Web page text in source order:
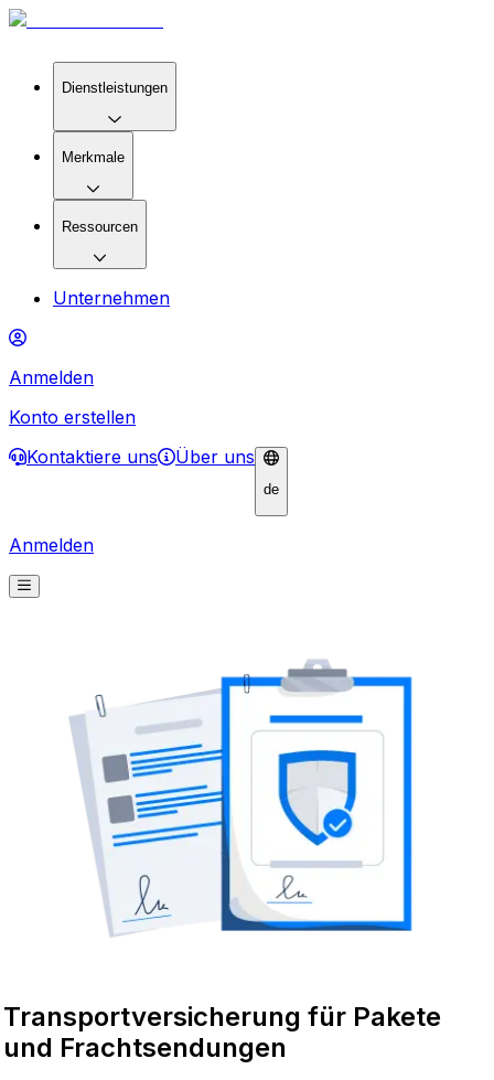
Dienstleistungen
Merkmale
Ressourcen
Unternehmen
Anmelden
Konto erstellen
Kontaktiere uns
Über uns
de
Anmelden
Transportversicherung für Pakete
und Frachtsendungen